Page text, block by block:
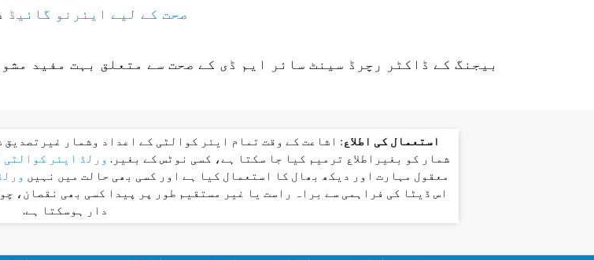
صحت کے لیے ایئرنو گائیڈ
بیجنگ کے ڈاکٹر رچرڈ سینٹ سائر ایم ڈی کے صحت سے متعلق بہت مفید
استعمال کی اطلاع: اشاعت کے وقت تمام ایئر کوالٹی کے اعداد وشمار
شمار کو بغیراطلاع ترمیم کیا جا سکتا ہے، کسی نوٹس کے بغیر. ورلڈ ایئر کوالٹی
معقول مہارت اور دیکھ بھال کا استعمال کیا ہے اور کسی بھی حالت میں نہیں
اس ڈیٹا کی فراہمی سے براہ راست یا غیر مستقیم طور پر پیدا کسی بھی نقصان،
دار ہوسکتا ہے.